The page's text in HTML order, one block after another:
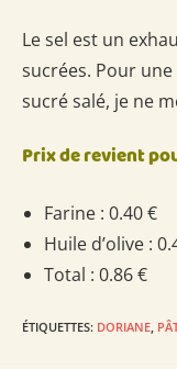
Le sel est un
sucrées. Pour
sucré salé, je ne
Prix de revient
Farine : 0.40 €
Huile d’olive :
Total : 0.86 €
ÉTIQUETTES: DORIANE